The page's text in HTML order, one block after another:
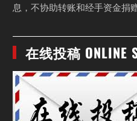
息，不协助转账和经手资金捐
在线投稿 ONLINE